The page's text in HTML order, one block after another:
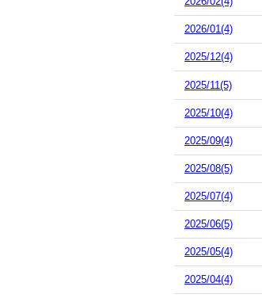
2026/01(4)
2025/12(4)
2025/11(5)
2025/10(4)
2025/09(4)
2025/08(5)
2025/07(4)
2025/06(5)
2025/05(4)
2025/04(4)